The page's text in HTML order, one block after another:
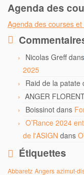
Agenda des
Agenda des courses
Nicolas Greffdans
2025
Raid de la patate
ANGER
Boissinot dans
O’Rance 2024
de l'ASIGN dans
Étiquettes
Abbaretz Angers azimut-